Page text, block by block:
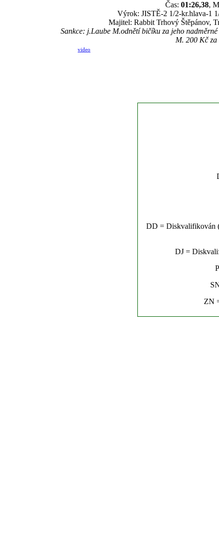
Čas: 01:26,38,
Výrok: JISTĚ-2 1/2-kr.hlava-1
Majitel: Rabbit Trhový Štěpánov,
Sankce: j.Laube M.odnětí bičíku za jeho
M. 200 Kč
video
DD = Diskvalifikován
DJ =
ZN